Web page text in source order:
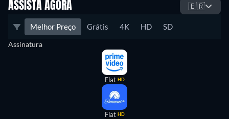
ASSISTA AGORA 🇧🇷
Melhor Preço Grátis 4K HD SD
Assinatura
Flat HD
Flat HD